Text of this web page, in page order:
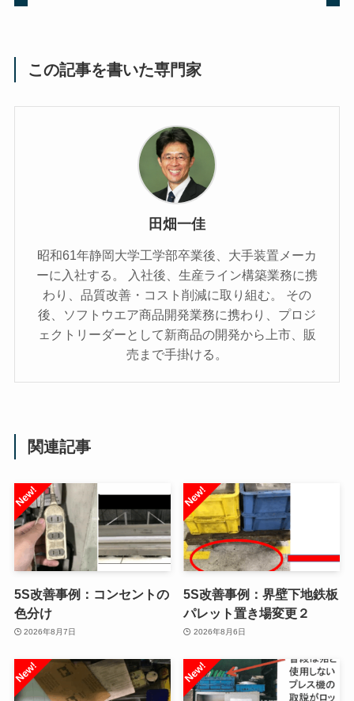
この記事を書いた専門家
田畑一佳
昭和61年静岡大学工学部卒業後、大手装置メーカ
ーに入社する。 入社後、生産ライン構築業務に携
わり、品質改善・コスト削減に取り組む。 その
後、ソフトウエア商品開発業務に携わり、プロジ
ェクトリーダーとして新商品の開発から上市、販
売まで手掛ける。
関連記事
5S改善事例：コンセントの
色分け
2026年8月7日
5S改善事例：界壁下地鉄板
パレット置き場変更２
2026年8月6日